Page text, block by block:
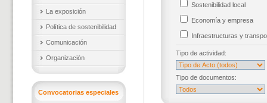
La exposición
Política de sostenibilidad
Comunicación
Organización
Convocatorias especiales
Sostenibilidad local
Economía y empresa
Infraestructuras y
Tipo de actividad:
Tipo de documentos: